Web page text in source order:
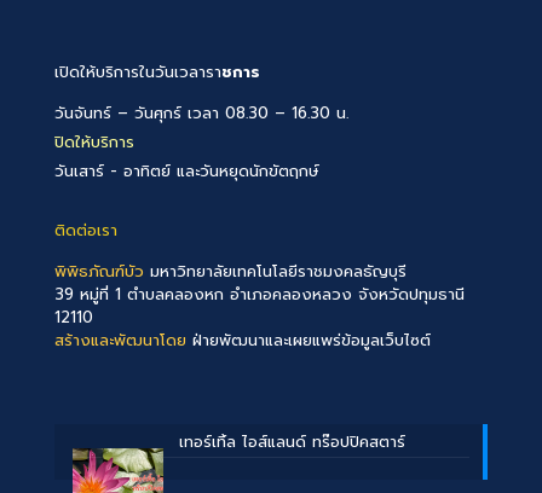
เปิดให้บริการในวันเวลาราชการ
วันจันทร์ – วันศุกร์ เวลา 08.30 – 16.30 น.
ปิดให้บริการ
วันเสาร์ - อาทิตย์ และวันหยุดนักขัตฤกษ์
ติดต่อเรา
พิพิธภัณฑ์บัว มหาวิทยาลัยเทคโนโลยีราชมงคลธัญบุรี
39 หมู่ที่ 1 ตำบลคลองหก อำเภอคลองหลวง จังหวัดปทุมธานี
12110
สร้างและพัฒนาโดย ฝ่ายพัฒนาและเผยแพร่ข้อมูลเว็บไซต์
เทอร์เทิ้ล ไอส์แลนด์ ทร๊อปปิคสตาร์